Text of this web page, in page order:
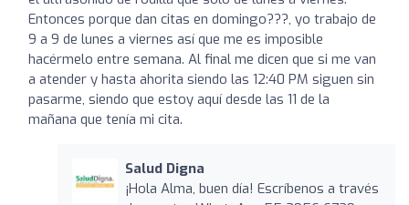
Entonces porque dan citas en domingo???, yo trabajo de
9 a 9 de lunes a viernes así que me es imposible
hacérmelo entre semana. Al final me dicen que si me van
a atender y hasta ahorita siendo las 12:40 PM siguen sin
pasarme, siendo que estoy aquí desde las 11 de la
mañana que tenía mi cita.
Salud Digna
¡Hola Alma, buen día! Escríbenos a través